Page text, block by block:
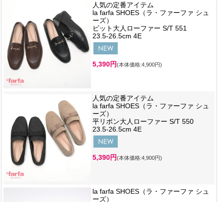
人気の定番アイテム
la farfa SHOES（ラ・ファーファ シュ
ーズ）
ビット大人ローファー S/T 551
23.5-26.5cm 4E
5,390円(本体価格:4,900円)
人気の定番アイテム
la farfa SHOES（ラ・ファーファ シュ
ーズ）
平リボン大人ローファー S/T 550
23.5-26.5cm 4E
5,390円(本体価格:4,900円)
la farfa SHOES（ラ・ファーファ シュ
ーズ）